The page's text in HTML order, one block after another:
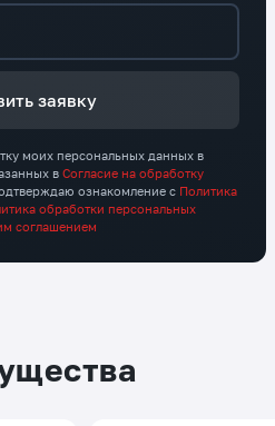
заявку
моих персональных данных в
в Согласие на обработку
ознакомление с Политика
обработки персональных
соглашением